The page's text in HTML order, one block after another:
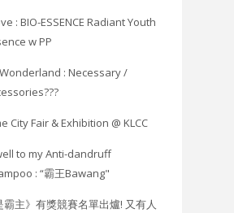
: BIO-ESSENCE Radiant Youth
w PP
: Necessary /
City Fair & Exhibition @ KLCC
to my Anti-dandruff
: “霸王Bawang"
霸主》有獎競賽名單出爐! 又有人